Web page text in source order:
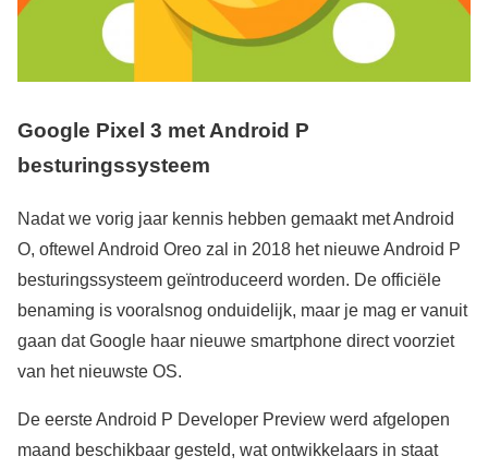
Google Pixel 3 met Android P
besturingssysteem
Nadat we vorig jaar kennis hebben gemaakt met Android
O, oftewel Android Oreo zal in 2018 het nieuwe Android P
besturingssysteem geïntroduceerd worden. De officiële
benaming is vooralsnog onduidelijk, maar je mag er vanuit
gaan dat Google haar nieuwe smartphone direct voorziet
van het nieuwste OS.
De eerste Android P Developer Preview werd afgelopen
maand beschikbaar gesteld, wat ontwikkelaars in staat